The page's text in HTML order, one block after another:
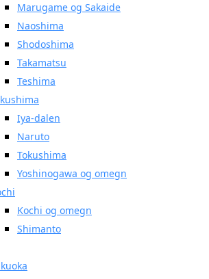
Marugame og Sakaide
Naoshima
Shodoshima
Takamatsu
Teshima
Iya-dalen
Naruto
Tokushima
Yoshinogawa og omegn
Kochi og omegn
Shimanto